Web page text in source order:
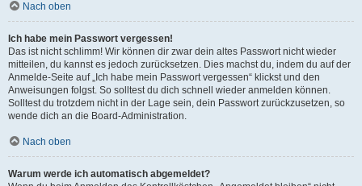
Nach oben
Ich habe mein Passwort vergessen!
Das ist nicht schlimm! Wir können dir zwar dein altes Passwort nicht wieder
mitteilen, du kannst es jedoch zurücksetzen. Dies machst du, indem du auf der
Anmelde-Seite auf „Ich habe mein Passwort vergessen“ klickst und den
Anweisungen folgst. So solltest du dich schnell wieder anmelden können.
Solltest du trotzdem nicht in der Lage sein, dein Passwort zurückzusetzen, so
wende dich an die Board-Administration.
Nach oben
Warum werde ich automatisch abgemeldet?